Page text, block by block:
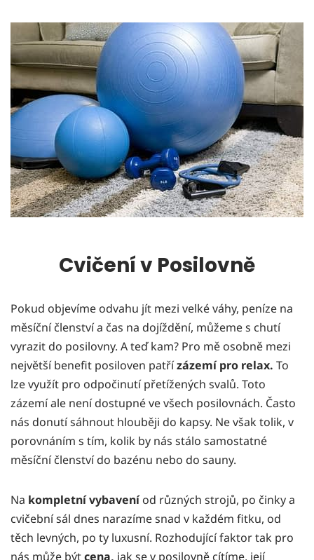
Cvičení v Posilovně
Pokud objevíme odvahu jít mezi velké váhy, peníze na
měsíční členství a čas na dojíždění, můžeme s chutí
vyrazit do posilovny. A teď kam? Pro mě osobně mezi
největší benefit posiloven patřízázemí pro relax. To
lze využít pro odpočinutí přetížených svalů. Toto
zázemí ale není dostupné ve všech posilovnách. Často
nás donutí sáhnout hlouběji do kapsy. Ne však tolik, v
porovnáním s tím, kolik by nás stálo samostatné
měsíční členství do bazénu nebo do sauny.
Na kompletní vybaveníod různých strojů, po činky a
cvičební sál dnes narazíme snad v každém fitku, od
těch levných, po ty luxusní. Rozhodující faktor tak pro
nás může býtcena, jak se v posilovně cítíme, její